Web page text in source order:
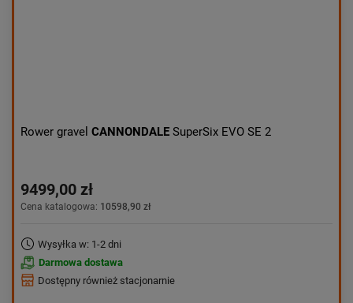
Rower gravel CANNONDALE SuperSix EVO SE 2
9499,00 zł
Cena katalogowa: 10598,90 zł
Wysyłka w: 1-2 dni
Darmowa dostawa
Dostępny również stacjonarnie